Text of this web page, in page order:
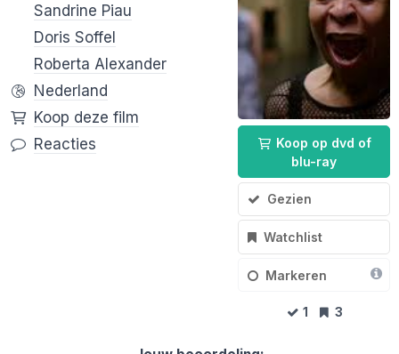
Koop op dvd of
blu-ray
Gezien
Watchlist
Markeren
1 3
Sandrine Piau
Doris Soffel
Roberta Alexander
Nederland
Koop deze film
Reacties